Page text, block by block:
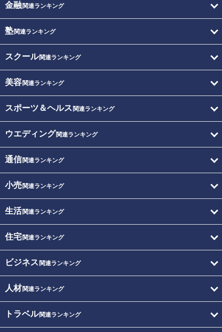
金融関連ランキング
塾関連ランキング
スクール関連ランキング
美容関連ランキング
スポーツ＆ヘルス 関連ランキング
ウエディング関連ランキング
通信関連ランキング
小売関連ランキング
生活関連ランキング
住宅関連ランキング
ビジネス 関連ランキング
人材関連ランキング
トラベル関連ランキング